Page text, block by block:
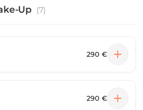
Up (7)
290 €
290 €